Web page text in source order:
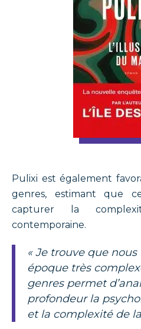
Pulixi est également
genres, estimant que
capturer la
contemporaine.
« Je trouve que
époque très
genres permet
profondeur la
et la complexité de